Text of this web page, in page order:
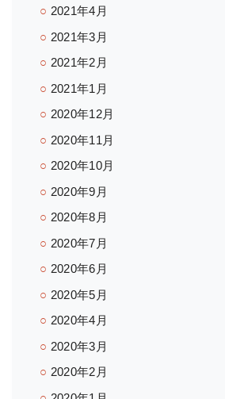
2021年4月
2021年3月
2021年2月
2021年1月
2020年12月
2020年11月
2020年10月
2020年9月
2020年8月
2020年7月
2020年6月
2020年5月
2020年4月
2020年3月
2020年2月